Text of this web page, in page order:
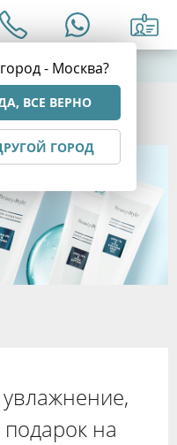
- Москва?
ВСЕ ВЕРНО
ГОРОД
на